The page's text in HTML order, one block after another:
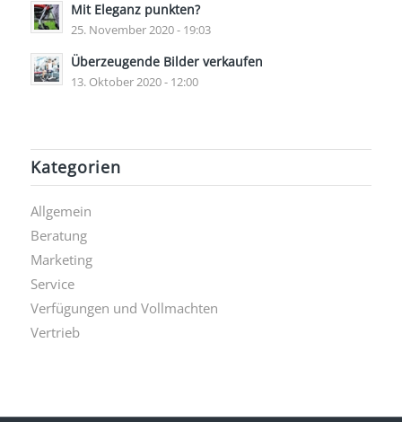
Mit Eleganz punkten?
25. November 2020 - 19:03
Überzeugende Bilder verkaufen
13. Oktober 2020 - 12:00
Kategorien
Allgemein
Beratung
Marketing
Service
Verfügungen und Vollmachten
Vertrieb